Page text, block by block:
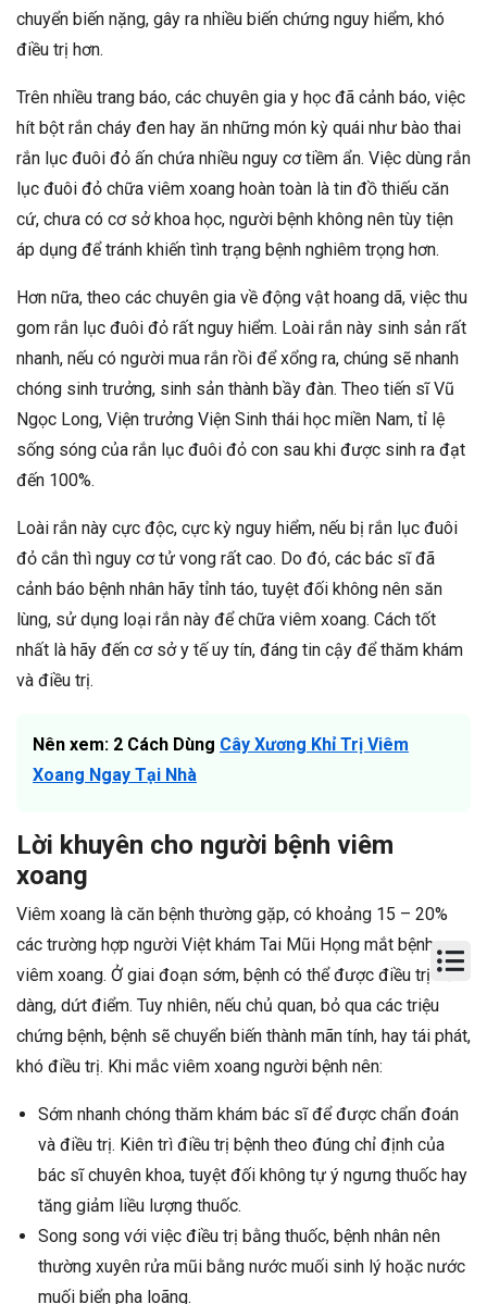
chuyển biến nặng, gây ra nhiều biến chứng nguy hiểm, khó
điều trị hơn.
Trên nhiều trang báo, các chuyên gia y học đã cảnh báo, việc
hít bột rắn cháy đen hay ăn những món kỳ quái như bào thai
rắn lục đuôi đỏ ấn chứa nhiều nguy cơ tiềm ẩn. Việc dùng rắn
lục đuôi đỏ chữa viêm xoang hoàn toàn là tin đồ thiếu căn
cứ, chưa có cơ sở khoa học, người bệnh không nên tùy tiện
áp dụng để tránh khiến tình trạng bệnh nghiêm trọng hơn.
Hơn nữa, theo các chuyên gia về động vật hoang dã, việc thu
gom rắn lục đuôi đỏ rất nguy hiểm. Loài rắn này sinh sản rất
nhanh, nếu có người mua rắn rồi để xổng ra, chúng sẽ nhanh
chóng sinh trưởng, sinh sản thành bầy đàn. Theo tiến sĩ Vũ
Ngọc Long, Viện trưởng Viện Sinh thái học miền Nam, tỉ lệ
sống sóng của rắn lục đuôi đỏ con sau khi được sinh ra đạt
đến 100%.
Loài rắn này cực độc, cực kỳ nguy hiểm, nếu bị rắn lục đuôi
đỏ cắn thì nguy cơ tử vong rất cao. Do đó, các bác sĩ đã
cảnh báo bệnh nhân hãy tỉnh táo, tuyệt đối không nên săn
lùng, sử dụng loại rắn này để chữa viêm xoang. Cách tốt
nhất là hãy đến cơ sở y tế uy tín, đáng tin cậy để thăm khám
và điều trị.
Nên xem: 2 Cách Dùng Cây Xương Khỉ Trị Viêm
Xoang Ngay Tại Nhà
Lời khuyên cho người bệnh viêm
xoang
Viêm xoang là căn bệnh thường gặp, có khoảng 15 – 20%
các trường hợp người Việt khám Tai Mũi Họng mắt bệnh
viêm xoang. Ở giai đoạn sớm, bệnh có thể được điều trị dễ
dàng, dứt điểm. Tuy nhiên, nếu chủ quan, bỏ qua các triệu
chứng bệnh, bệnh sẽ chuyển biến thành mãn tính, hay tái phát,
khó điều trị. Khi mắc viêm xoang người bệnh nên:
Sớm nhanh chóng thăm khám bác sĩ để được chẩn đoán
và điều trị. Kiên trì điều trị bệnh theo đúng chỉ định của
bác sĩ chuyên khoa, tuyệt đối không tự ý ngưng thuốc hay
tăng giảm liều lượng thuốc.
Song song với việc điều trị bằng thuốc, bệnh nhân nên
thường xuyên rửa mũi bằng nước muối sinh lý hoặc nước
muối biển pha loãng.